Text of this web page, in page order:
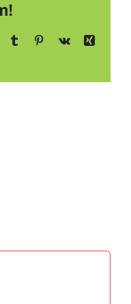
Tumblr Pinterest
Vk
Xing